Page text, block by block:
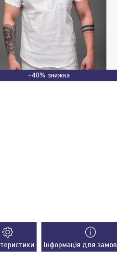
–40%
Інформація для